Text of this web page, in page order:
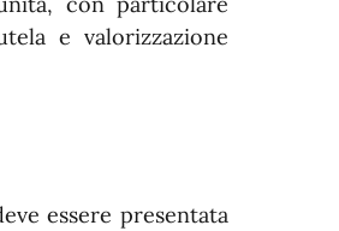
e valorizzazione
essere presentata